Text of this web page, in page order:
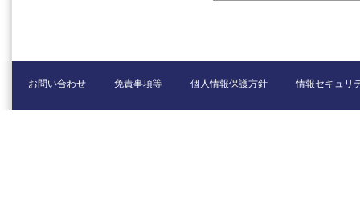
お問い合わせ 免責事項等 個人情報保護方針 情報セキュリ